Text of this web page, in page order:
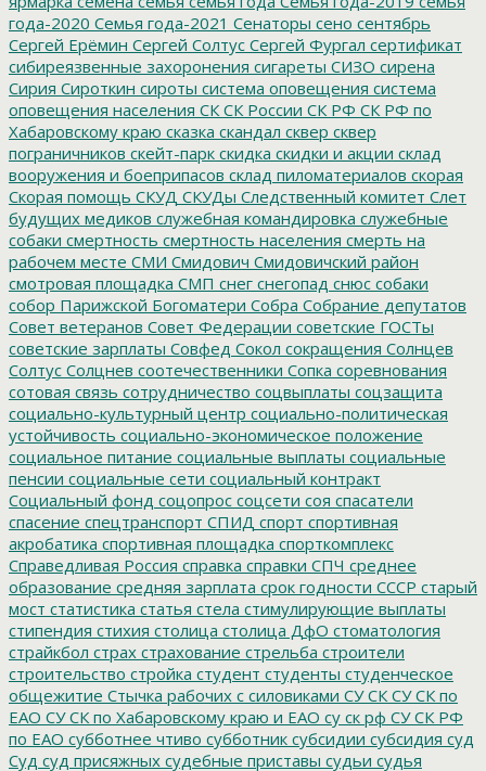
года-2020 Семья года-2021 Сенаторы сено сентябрь
Сергей Ерёмин Сергей Солтус Сергей Фургал сертификат
сибиреязвенные захоронения сигареты СИЗО сирена
Сирия Сироткин сироты система оповещения система
оповещения населения СК СК России СК РФ СК РФ по
Хабаровскому краю сказка скандал сквер сквер
пограничников скейт-парк скидка скидки и акции склад
вооружения и боеприпасов склад пиломатериалов скорая
Скорая помощь СКУД СКУДы Следственный комитет Слет
будущих медиков служебная командировка служебные
собаки смертность смертность населения смерть на
рабочем месте СМИ Смидович Смидовичский район
смотровая площадка СМП снег снегопад снюс собаки
собор Парижской Богоматери Собра Собрание депутатов
Совет ветеранов Совет Федерации советские ГОСТы
советские зарплаты Совфед Сокол сокращения Солнцев
Солтус Солцнев соотечественники Сопка соревнования
сотовая связь сотрудничество соцвыплаты соцзащита
социально-культурный центр социально-политическая
устойчивость социально-экономическое положение
социальное питание социальные выплаты социальные
пенсии социальные сети социальный контракт
Социальный фонд соцопрос соцсети соя спасатели
спасение спецтранспорт СПИД спорт спортивная
акробатика спортивная площадка спорткомплекс
Справедливая Россия справка справки СПЧ среднее
образование средняя зарплата срок годности СССР старый
мост статистика статья стела стимулирующие выплаты
стипендия стихия столица столица ДфО стоматология
страйкбол страх страхование стрельба строители
строительство стройка студент студенты студенческое
общежитие Стычка рабочих с силовиками СУ СК СУ СК по
ЕАО СУ СК по Хабаровскому краю и ЕАО су ск рф СУ СК РФ
по ЕАО субботнее чтиво субботник субсидии субсидия суд
Суд суд присяжных судебные приставы судьи судья